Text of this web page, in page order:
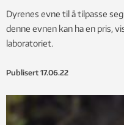
Dyrenes evne til å tilpasse
denne evnen kan ha en pris,
laboratoriet.
Publisert 17.06.22